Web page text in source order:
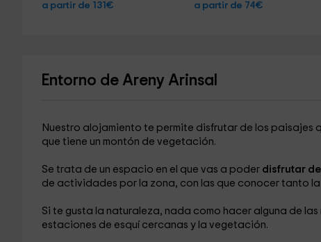
a partir de 131€ a partir de 74€
Entorno de Areny Arinsal
Nuestro alojamiento te permite disfrutar de los paisajes
que tiene un montón de vegetación.
Se trata de un espacio en el que vas a poder disfrutar
de actividades por la zona, con las que conocer tanto
Si te gusta la naturaleza, nada como hacer alguna de las
estaciones de esquí cercanas y la vegetación.